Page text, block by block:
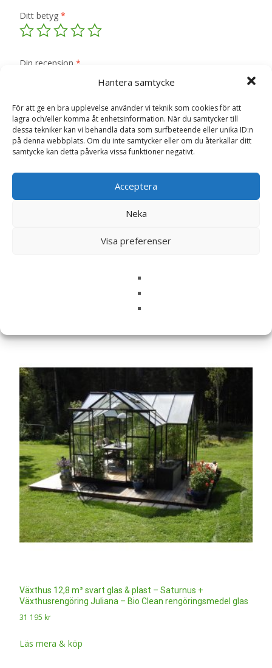
Hantera samtycke
För att ge en bra upplevelse använder vi teknik som cookies för att
lagra och/eller komma åt enhetsinformation. När du samtycker till
dessa tekniker kan vi behandla data som surfbeteende eller unika ID:n
på denna webbplats. Om du inte samtycker eller om du återkallar ditt
samtycke kan detta påverka vissa funktioner negativt.
Acceptera
Neka
Visa preferenser
Ditt betyg *
Din recension *
Namn*
Spara mitt namn, min e-postadress och webbplats i
denna webbläsare till nästa gång jag skriver en
Relaterade produkter
Växthus 12,8 m² svart glas & plast – Saturnus +
Växthusrengöring Juliana – Bio Clean rengöringsmedel glas
31 195 kr
Läs mera & köp